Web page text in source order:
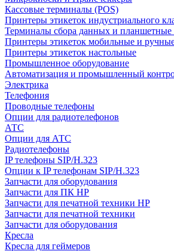
Кассовые терминалы (POS)
Принтеры этикеток индустриального
Терминалы сбора данных и
Принтеры этикеток мобильные и
Принтеры этикеток настольные
Промышленное оборудование
Автоматизация и промышленный
Электрика
Телефония
Проводные телефоны
Опции для радиотелефонов
АТС
Опции для АТС
Радиотелефоны
IP телефоны SIP/H.323
Опции к IP телефонам SIP/H.323
Запчасти для оборудования
Запчасти для ПК HP
Запчасти для печатной техники HP
Запчасти для печатной техники
Запчасти для оборудования
Кресла
Кресла для геймеров